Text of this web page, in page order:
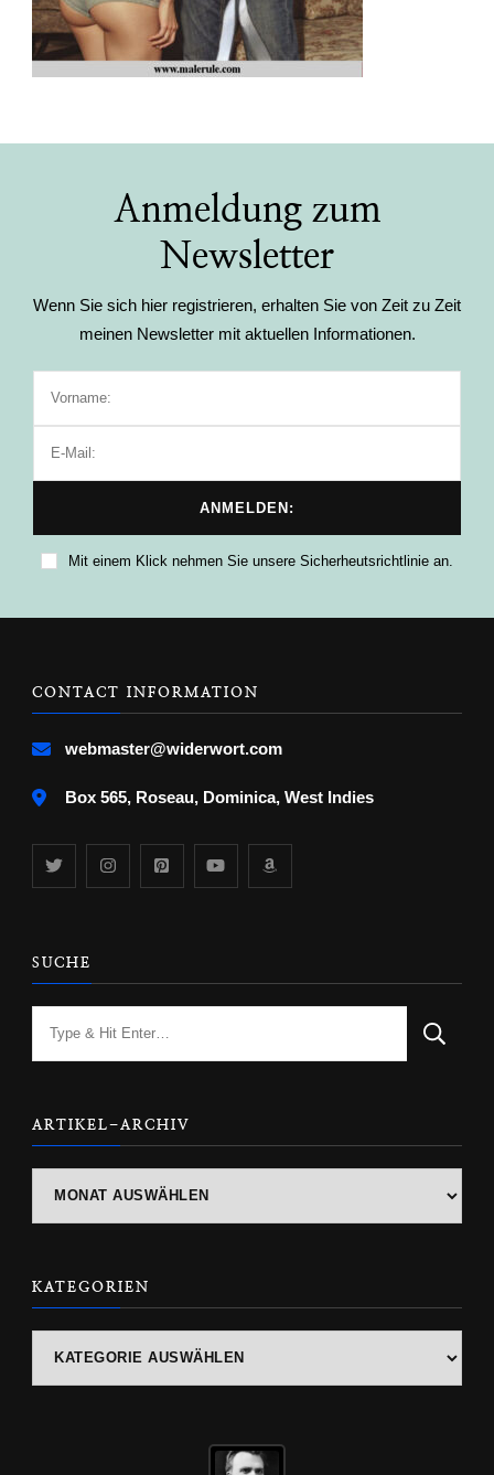
Anmeldung zum
Newsletter
Wenn Sie sich hier registrieren, erhalten Sie von Zeit zu Zeit
meinen Newsletter mit aktuellen Informationen.
Mit einem Klick nehmen Sie unsere Sicherheutsrichtlinie an.
CONTACT INFORMATION
webmaster@widerwort.com
Box 565, Roseau, Dominica, West Indies
SUCHE
ARTIKEL-ARCHIV
KATEGORIEN